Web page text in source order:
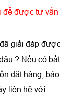
để được tư vấn
đã giải đáp được
? Nếu có bất
đặt hàng, báo
liên hệ với